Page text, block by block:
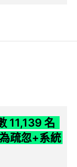
11,139 名
疏忽+系統